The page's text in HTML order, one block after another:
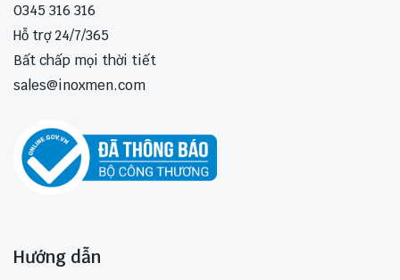
0345 316 316
Hỗ trợ 24/7/365
Bất chấp mọi thời tiết
sales@inoxmen.com
Hướng dẫn